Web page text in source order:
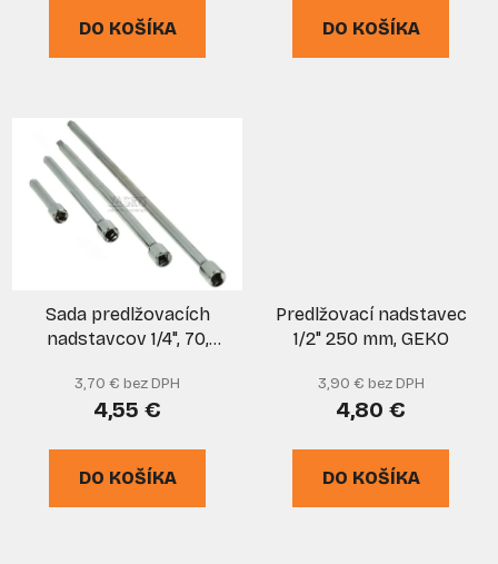
DO KOŠÍKA DO KOŠÍKA
Sada predlžovacích
nadstavcov 1/4", 70,
GEKO
3,70 € bez DPH
4,55 €
DO KOŠÍKA
Predlžovací nadstavec
1/2" 250 mm, GEKO
3,90 € bez DPH
4,80 €
DO KOŠÍKA